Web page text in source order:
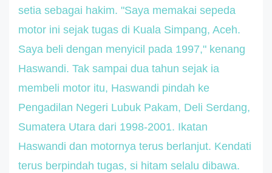
setia sebagai hakim. "Saya memakai sepeda
motor ini sejak tugas di Kuala Simpang, Aceh.
Saya beli dengan menyicil pada 1997," kenang
Haswandi. Tak sampai dua tahun sejak ia
membeli motor itu, Haswandi pindah ke
Pengadilan Negeri Lubuk Pakam, Deli Serdang,
Sumatera Utara dari 1998-2001. Ikatan
Haswandi dan motornya terus berlanjut. Kendati
terus berpindah tugas, si hitam selalu dibawa.